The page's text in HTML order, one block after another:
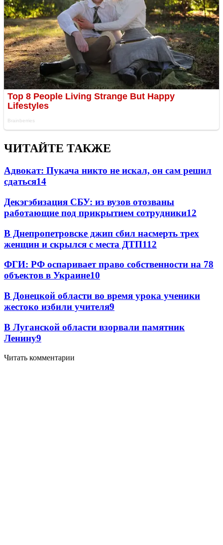
ЧИТАЙТЕ ТАКЖЕ
Адвокат: Пукача никто не искал, он сам решил
сдаться14
Декэгэбизация СБУ: из вузов отозваны
работающие под прикрытием сотрудники12
В Днепропетровске джип сбил насмерть трех
женщин и скрылся с места ДТП112
ФГИ: РФ оспаривает право собственности на 78
объектов в Украине10
В Донецкой области во время урока ученики
жестоко избили учителя9
В Луганской области взорвали памятник
Ленину9
Читать комментарии